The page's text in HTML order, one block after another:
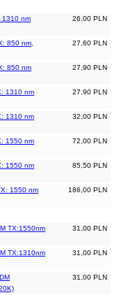
26,00 PLN
1310 nm
27,60 PLN
850 nm,
27,90 PLN
850 nm
27,90 PLN
1310 nm
32,00 PLN
1310 nm
72,00 PLN
1550 nm
85,50 PLN
1550 nm
186,00 PLN
1550 nm
31,00 PLN
TX:1550nm
31,00 PLN
TX:1310nm
31,00 PLN